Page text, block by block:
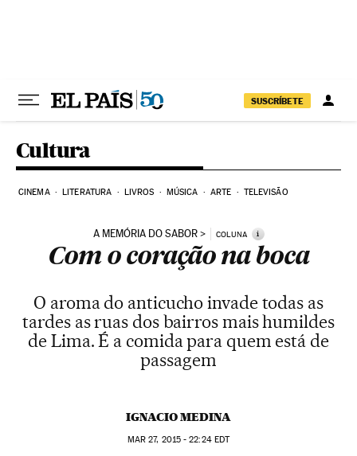
SUSCRÍBETE
Cultura
CINEMA LITERATURA LIVROS MÚSICA ARTE TELEVISÃO
A MEMÓRIA DO SABOR COLUNA i
Com o coração na boca
O aroma do anticucho invade todas as
tardes as ruas dos bairros mais humildes
de Lima. É a comida para quem está de
passagem
IGNACIO MEDINA
MAR 27, 2015 - 22:24EDT